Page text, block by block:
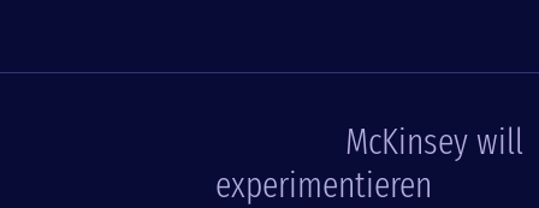
McKinsey will
experimentieren